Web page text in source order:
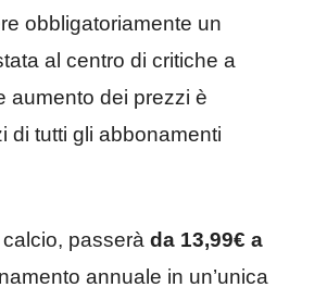
obbligatoriamente un
al centro di critiche a
aumento dei prezzi è
di tutti gli abbonamenti
passerà da 13,99€ a
annuale in un’unica